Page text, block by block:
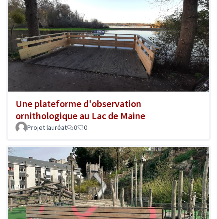
Une plateforme d'observation
ornithologique au Lac de Maine
Projet lauréat 0 0